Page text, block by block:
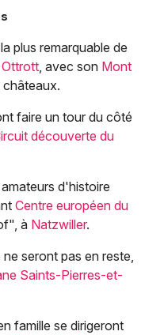
plus remarquable de
Ottrott , avec son Mont
faire un tour du côté
découverte du
d'histoire
Centre européen du
à Natzwiller.
seront pas en reste,
Saints-Pierres-et-
famille se dirigeront